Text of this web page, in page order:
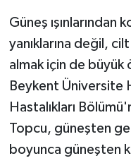
Güneş ışınlarından
yanıklarına değil,
almak için de büyük
Beykent Üniversite
Hastalıkları
Topcu, güneşten
boyunca güneşten